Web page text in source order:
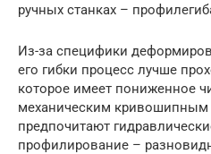
ручных станках –
Из-за специфики
его гибки процесс лучше
которое имеет пониженное
механическим кривошипным
предпочитают
профилирование –